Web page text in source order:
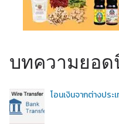
บทความยอ
โอนเงินจากต่างประ